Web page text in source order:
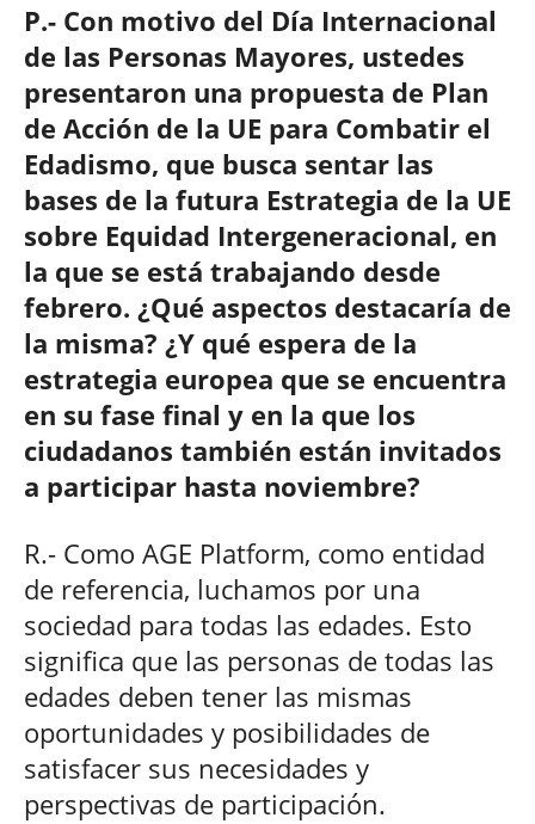
P.- Con motivo del Día Internacional
de las Personas Mayores, ustedes
presentaron una propuesta de Plan
de Acción de la UE para Combatir el
Edadismo, que busca sentar las
bases de la futura Estrategia de la UE
sobre Equidad Intergeneracional, en
la que se está trabajando desde
febrero. ¿Qué aspectos destacaría de
la misma? ¿Y qué espera de la
estrategia europea que se encuentra
en su fase final y en la que los
ciudadanos también están invitados
a participar hasta noviembre?
R.- Como AGE Platform, como entidad
de referencia, luchamos por una
sociedad para todas las edades. Esto
significa que las personas de todas las
edades deben tener las mismas
oportunidades y posibilidades de
satisfacer sus necesidades y
perspectivas de participación.